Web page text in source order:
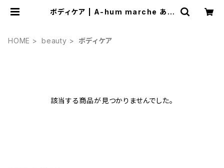
ボディケア | A-hum marche あう
HOME beauty ボディケア
該当する商品が見つかりませんでした。